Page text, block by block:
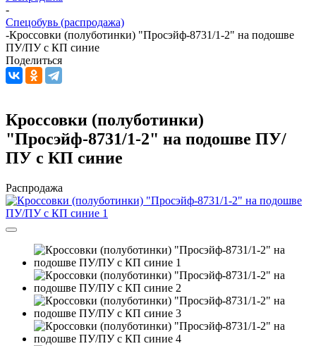
-
Спецобувь (распродажа)
-Кроссовки (полуботинки) "Просэйф-8731/1-2" на подошве
ПУ/ПУ с КП синие
Поделиться
Кроссовки (полуботинки)
"Просэйф-8731/1-2" на подошве ПУ/
ПУ с КП синие
Распродажа